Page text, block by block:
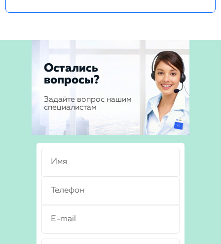
Остались
вопросы?
Задайте вопрос нашим
специалистам